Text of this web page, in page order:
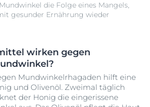
die Folge eines Mangels,
gesunder Ernährung wieder
wirken gegen
Mundwinkelrhagaden hilft eine
und Olivenöl. Zweimal täglich
der Honig die eingerissene